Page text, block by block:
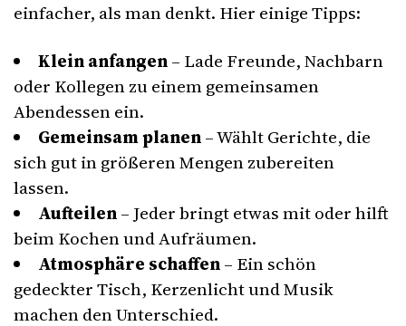
einfacher, als man denkt. Hier einige Tipps:
Klein anfangen– Lade Freunde, Nachbarn
oder Kollegen zu einem gemeinsamen
Abendessen ein.
Gemeinsam planen– Wählt Gerichte, die
sich gut in größeren Mengen zubereiten
lassen.
Aufteilen– Jeder bringt etwas mit oder hilft
beim Kochen und Aufräumen.
Atmosphäre schaffen– Ein schön
gedeckter Tisch, Kerzenlicht und Musik
machen den Unterschied.